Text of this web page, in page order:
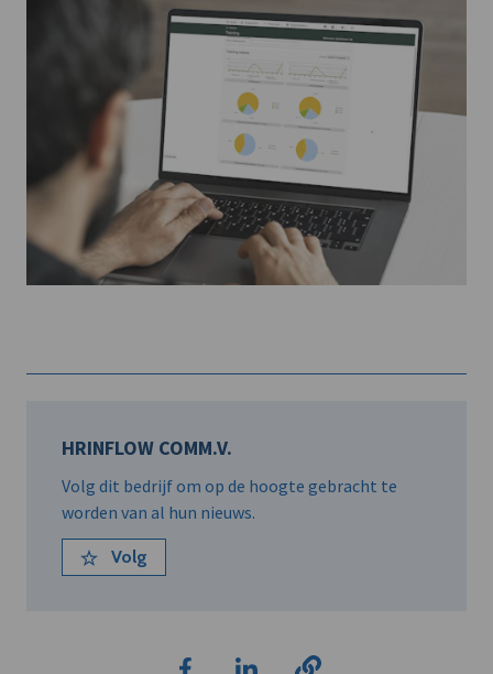
HRINFLOW COMM.V.
Volg dit bedrijf om op de hoogte gebracht te
worden van al hun nieuws.
Volg